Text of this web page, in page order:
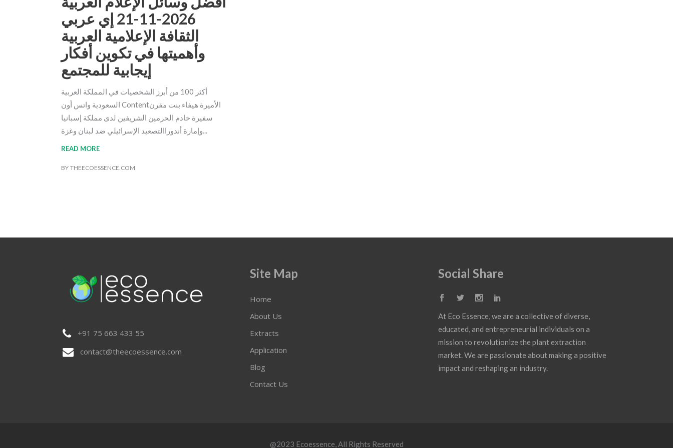
2026-11-21 إي عربي
الثقافة الإعلامية العربية
وأهميتها في تكوين أفكار
إيجابية للمجتمع
أكثر 100 من أبرز الشخصيات في المملكة العربية
السعودية واتس أون Contentالأميرة هيفاء بنت مقرن
سفيرة خادم الحرمين الشريفين لدى مملكة إسبانيا
وإمارة أندوراالتصعيد الإسرائيلي ضد لبنان وغزة
READ MORE
BY THEECOESSENCE.COM
+91 75 663 433 55
contact@theecoessence.com
Site Map
Home
About Us
Extracts
Application
Blog
Contact Us
Social Share
At Eco Essence, we are a collective of diverse,
educated, and entrepreneurial individuals on a
mission to revolutionize the plant extraction
market. We are passionate about making a positive
impact and reshaping an industry.
@2023 Ecoessence, All Rights Reserved